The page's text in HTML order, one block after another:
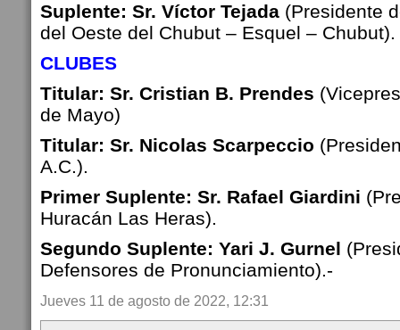
Suplente: Sr. Víctor Tejada (Presidente
del Oeste del Chubut – Esquel – Chubut).
CLUBES
Titular: Sr. Cristian B. Prendes
de Mayo)
Titular: Sr. Nicolas Scarpeccio
A.C.).
Primer Suplente: Sr. Rafael Giardini
Huracán Las Heras).
Segundo Suplente: Yari J. Gurnel
Defensores de Pronunciamiento).-
Jueves 11 de agosto de 2022, 12:31